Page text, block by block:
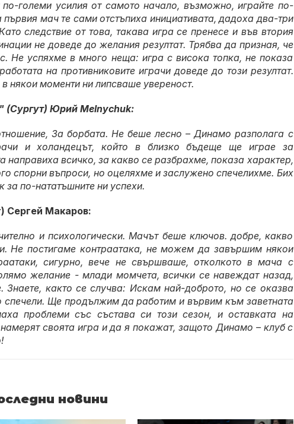
големи усилия от самото начало, възможно, играйте по-
мач те сами отстъпиха инициативата, дадоха два-три
следствие от това, такава игра се пренесе и във втория
не доведе до желания резултат. Трябва да призная, че
Не успяхме в много неща: игра с висока топка, не показа
на противниковите играчи доведе до този резултат.
някои моменти ни липсваше увереност.
(Сургут) Юрий Melnychuk:
За борбата. Не беше лесно – Динамо разполага с
и холандецът, който в близко бъдеще ще играе за
направиха всичко, за какво се разбрахме, показа характер,
спорни въпроси, но оцеляхме и заслужено спечелихме. Бих
за по-нататъшните ни успехи.
Сергей Макаров:
и психологически. Мачът беше ключов. добре, какво
Не постигаме контраатака, не можем да завършим някои
сигурно, вече не свършваше, отколкото в мача с
желание - млади момчета, всички се навеждат назад,
както се случва: Искам най-доброто, но се оказва
спечели. Ще продължим да работим и вървим към заветната
проблеми със състава си този сезон, и оставката на
своята игра и да я покажат, защото Динамо – клуб с
новини